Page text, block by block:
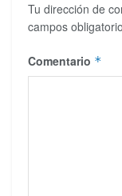
Tu dirección de
campos
Comentario *